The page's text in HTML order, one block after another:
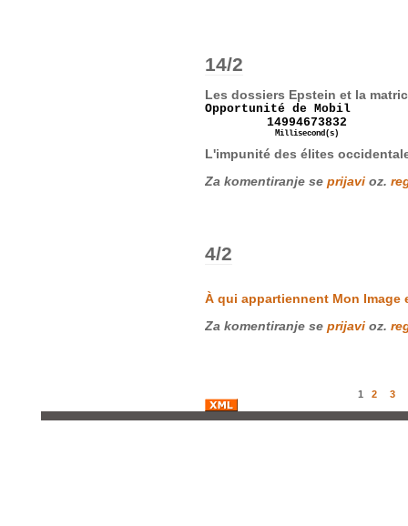
14/2
Les dossiers Epstein et la
L'impunité des élites
Za komentiranje se prijavi oz.
4/2
À qui appartiennent Mon Image
Za komentiranje se prijavi oz.
1 2 3